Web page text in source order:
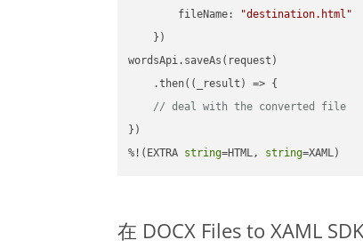
fileName:
"destination.html"
    })
wordsApi.saveAs(request)
    .then(
( _result ) => {
// deal with the converted file
})
%!(EXTRA string=HTML, string=XAML)
在 DOCX Files to XAML